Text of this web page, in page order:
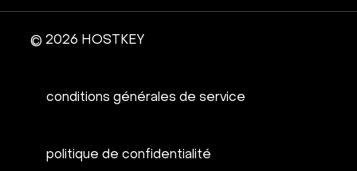
© 2026 HOSTKEY
conditions générales de service
politique de confidentialité